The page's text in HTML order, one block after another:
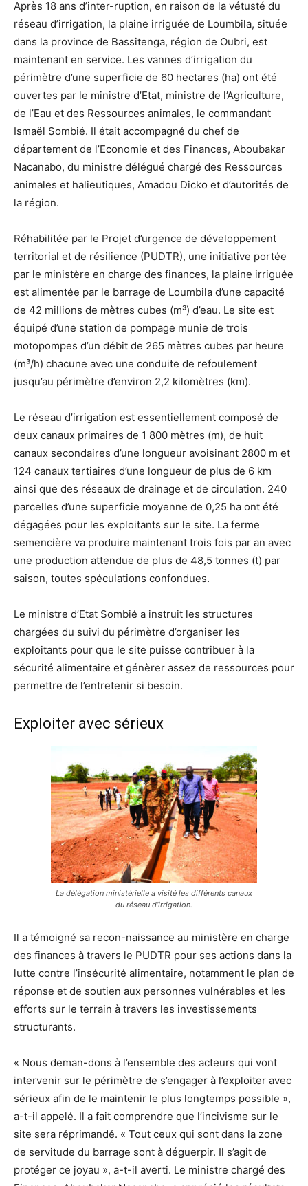
Après 18 ans d’inter-ruption, en raison de la vétusté du
réseau d’irrigation, la plaine irriguée de Loumbila, située
dans la province de Bassitenga, région de Oubri, est
maintenant en service. Les vannes d’irrigation du
périmètre d’une superficie de 60 hectares (ha) ont été
ouvertes par le ministre d’Etat, ministre de l’Agriculture,
de l’Eau et des Ressources animales, le commandant
Ismaël Sombié. Il était accompagné du chef de
département de l’Economie et des Finances, Aboubakar
Nacanabo, du ministre délégué chargé des Ressources
animales et halieutiques, Amadou Dicko et d’autorités de
la région.
Réhabilitée par le Projet d’urgence de développement
territorial et de résilience (PUDTR), une initiative portée
par le ministère en charge des finances, la plaine irriguée
est alimentée par le barrage de Loumbila d’une capacité
de 42 millions de mètres cubes (m³) d’eau. Le site est
équipé d’une station de pompage munie de trois
motopompes d’un débit de 265 mètres cubes par heure
(m³/h) chacune avec une conduite de refoulement
jusqu’au périmètre d’environ 2,2 kilomètres (km).
Le réseau d’irrigation est essentiellement composé de
deux canaux primaires de 1 800 mètres (m), de huit
canaux secondaires d’une longueur avoisinant 2800 m et
124 canaux tertiaires d’une longueur de plus de 6 km
ainsi que des réseaux de drainage et de circulation. 240
parcelles d’une superficie moyenne de 0,25 ha ont été
dégagées pour les exploitants sur le site. La ferme
semencière va produire maintenant trois fois par an avec
une production attendue de plus de 48,5 tonnes (t) par
saison, toutes spéculations confondues.
Le ministre d’Etat Sombié a instruit les structures
chargées du suivi du périmètre d’organiser les
exploitants pour que le site puisse contribuer à la
sécurité alimentaire et génèrer assez de ressources pour
permettre de l’entretenir si besoin.
Exploiter avec sérieux
La délégation ministérielle a visité les différents canaux
du réseau d’irrigation.
Il a témoigné sa recon-naissance au ministère en charge
des finances à travers le PUDTR pour ses actions dans la
lutte contre l’insécurité alimentaire, notamment le plan de
réponse et de soutien aux personnes vulnérables et les
efforts sur le terrain à travers les investissements
structurants.
« Nous deman-dons à l’ensemble des acteurs qui vont
intervenir sur le périmètre de s’engager à l’exploiter avec
sérieux afin de le maintenir le plus longtemps possible »,
a-t-il appelé. Il a fait comprendre que l’incivisme sur le
site sera réprimandé. « Tout ceux qui sont dans la zone
de servitude du barrage sont à déguerpir. Il s’agit de
protéger ce joyau », a-t-il averti. Le ministre chargé des